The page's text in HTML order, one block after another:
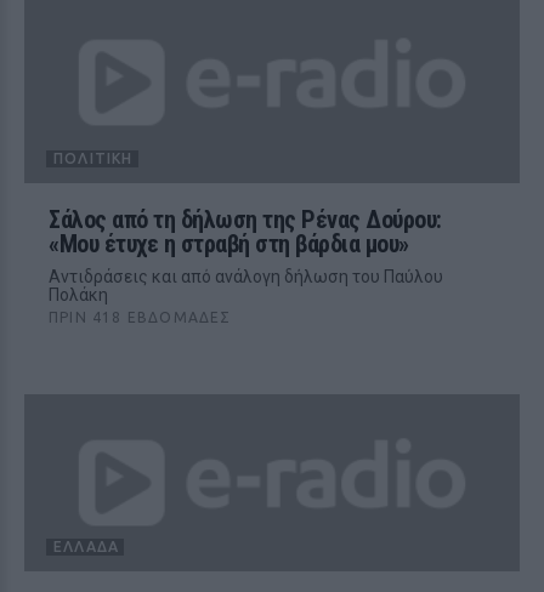
ΠΟΛΙΤΙΚΉ
Σάλος από τη δήλωση της Ρένας Δούρου:
«Μου έτυχε η στραβή στη βάρδια μου»
Αντιδράσεις και από ανάλογη δήλωση του Παύλου
Πολάκη
ΠΡΙΝ 418 ΕΒΔΟΜΆΔΕΣ
ΕΛΛΆΔΑ